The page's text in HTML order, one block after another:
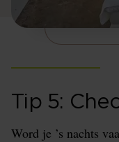
Tip 5:
Word je ’s nachts